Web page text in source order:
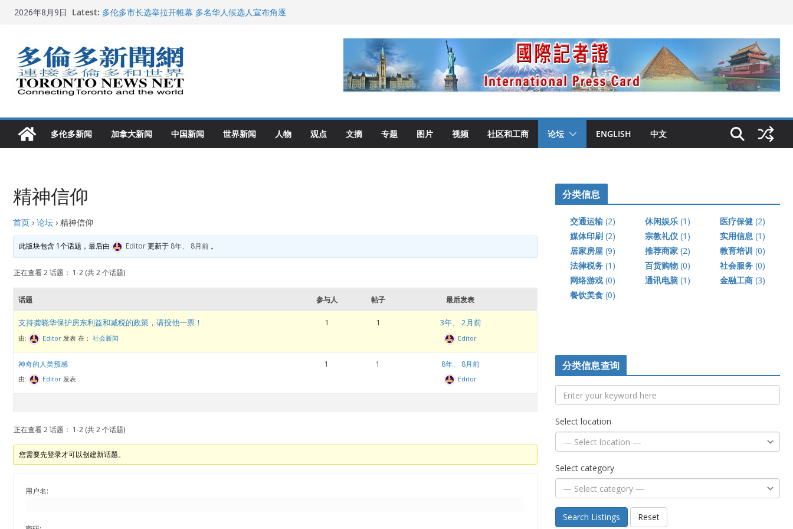
Skip2026年8月9日 Latest: 多伦多市长选举拉开帷幕 多名华人候选人宣布角逐
就业
2026加拿大青少年儿童绘画比赛颁奖典礼多伦多举行
龚晓华参加多伦多骄傲大游行 与市民分享竞选理念
多伦多新闻 加拿大新闻 中国新闻 世界新闻 人物 观点 文摘 专题 图片 视频 社区和工商 论坛 ENGLISH 中文
精神信仰
首页 › 论坛 › 精神信仰
此版块包含 1个话题，最后由 Editor更新于 8年、 8月前 。
正在查看 2 话题： 1-2 (共 2 个话题)
话题 参与人 帖子 最后发表
支持龚晓华保护房东利益和减税的政策，请投他一票！
由: Editor 发表 在： 社会新闻
1 1 3年、 2月前
Editor
神奇的人类预感
由: Editor 发表
1 1 8年、 8月前
Editor
正在查看 2 话题： 1-2 (共 2 个话题)
您需要先登录才可以创建新话题。
用户名:
分类信息
交通运输 (2) 休闲娱乐 (1) 医疗保健 (2)
媒体印刷 (2) 宗教礼仪 (1) 实用信息 (1)
居家房屋 (9) 推荐商家 (2) 教育培训 (0)
法律税务 (1) 百货购物 (0) 社会服务 (0)
网络游戏 (0) 通讯电脑 (1) 金融工商 (3)
餐饮美食 (0)
分类信息查询
Select location
Select category
Search Listings Reset